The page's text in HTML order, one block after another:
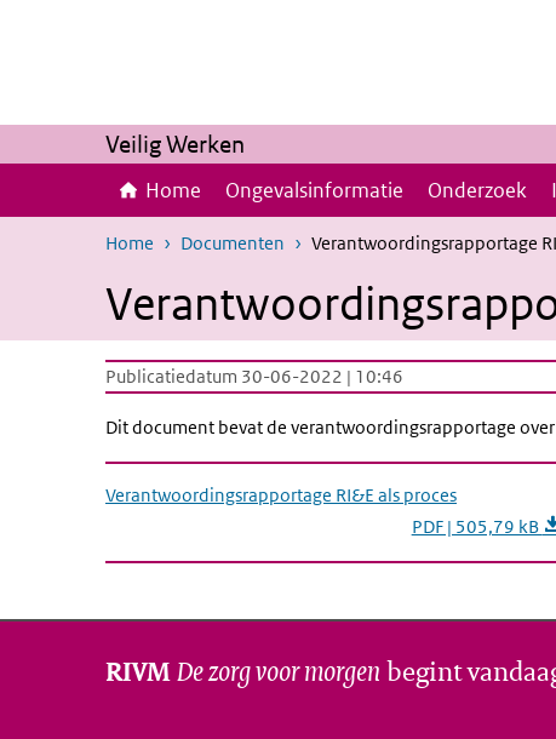
Veilig Werken
Home Ongevalsinformatie Onderzoek
Home Documenten Verantwoordingsrapportage
Publicatiedatum 30-06-2022 | 10:46
Dit document bevat de verantwoordingsrapportage
Verantwoordingsrapportage RI&E als proces
PDF | 505,79 kB
RIVMDe zorg voor morgen begint